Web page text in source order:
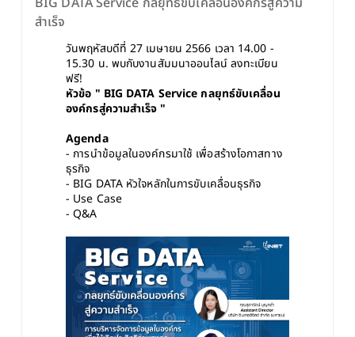
สำเร็จ
วันพฤหัสบดีที่ 27 เมษายน 2566 เวลา 14.00 -
15.30 น. พบกับงานสัมมนาออนไลน์ ลงทะเบียน
ฟรี!
หัวข้อ " BIG DATA Service กลยุทธ์ขับเคลื่อน
องค์กรสู่ความสำเร็จ "
Agenda
- การนำข้อมูลในองค์กรมาใช้ เพื่อสร้างโอกาสทาง
ธุรกิจ
- BIG DATA หัวใจหลักในการขับเคลื่อนธุรกิจ
- Use Case
- Q&A